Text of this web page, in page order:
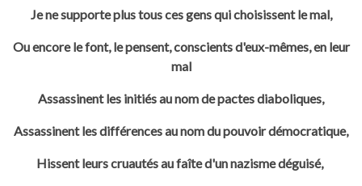
Je ne supporte plus tous ces gens qui choisissent le mal,
Ou encore le font, le pensent, conscients d'eux-mêmes, en leur
mal
Assassinent les initiés au nom de pactes diaboliques,
Assassinent les différences au nom du pouvoir démocratique,
Hissent leurs cruautés au faîte d'un nazisme déguisé,